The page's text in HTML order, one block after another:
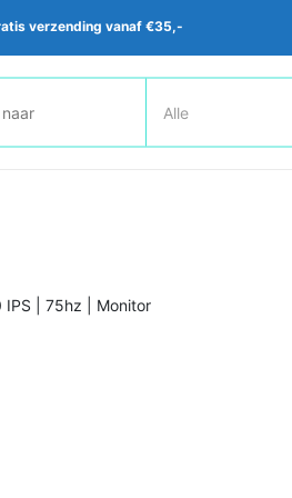
verzending vanaf €35,-
IPS | 75hz | Monitor